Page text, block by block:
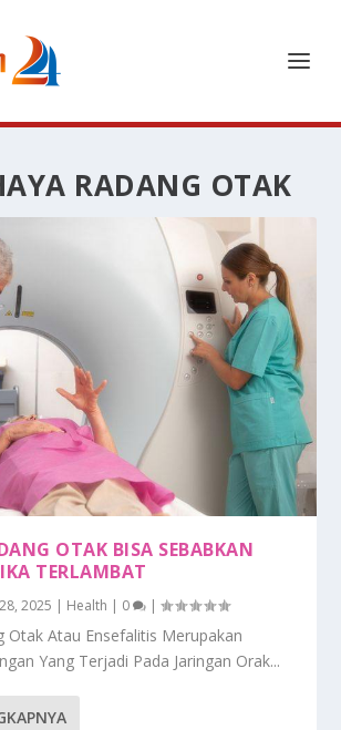
RADANG OTAK
OTAK BISA SEBABKAN
TERLAMBAT
2025 | Health | 0 |
Otak Atau Ensefalitis Merupakan
Yang Terjadi Pada Jaringan Orak...